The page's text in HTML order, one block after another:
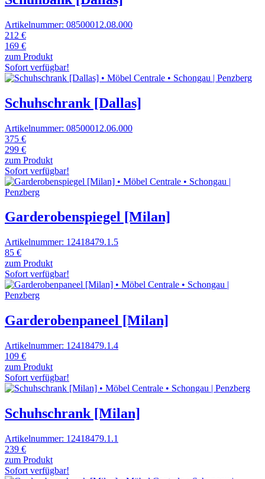
Artikelnummer: 08500012.08.000
212 €
169 €
zum Produkt
Sofort verfügbar!
Schuhschrank [Dallas]
Artikelnummer: 08500012.06.000
375 €
299 €
zum Produkt
Sofort verfügbar!
Garderobenspiegel [Milan]
Artikelnummer: 12418479.1.5
85 €
zum Produkt
Sofort verfügbar!
Garderobenpaneel [Milan]
Artikelnummer: 12418479.1.4
109 €
zum Produkt
Sofort verfügbar!
Schuhschrank [Milan]
Artikelnummer: 12418479.1.1
239 €
zum Produkt
Sofort verfügbar!